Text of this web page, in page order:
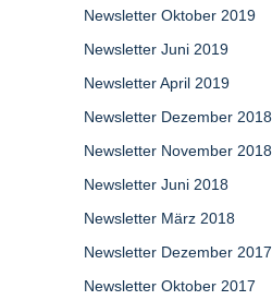
Newsletter Oktober 2019
Newsletter Juni 2019
Newsletter April 2019
Newsletter Dezember 2018
Newsletter November 2018
Newsletter Juni 2018
Newsletter März 2018
Newsletter Dezember 2017
Newsletter Oktober 2017